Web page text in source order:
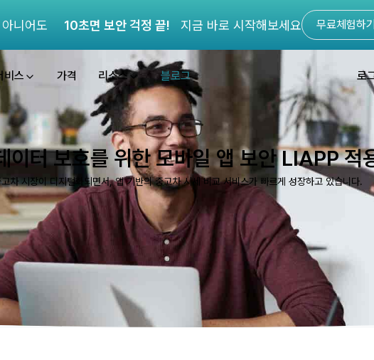
니어도 10초면 보안 걱정 끝! 지금 바로 시작해보세요 무료체험하기
비스 가격 리소스 블로그 로
이터 보호를 위한 모바일 앱 보안 LIAPP 적
차 시장이 디지털화되면서, 앱 기반의 중고차 시세 비교 서비스가 빠르게 성장하고 있습니다.